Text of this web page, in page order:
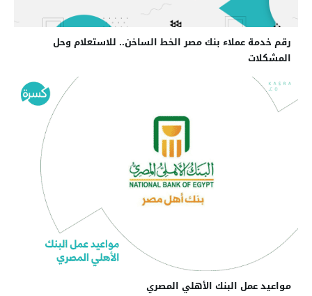
رقم خدمة عملاء بنك مصر الخط الساخن.. للاستعلام وحل
المشكلات
مواعيد عمل البنك الأهلي المصري